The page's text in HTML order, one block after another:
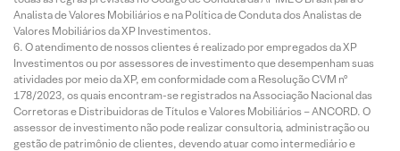
Analista de Valores Mobiliários e na Política de Conduta dos Analistas de
Valores Mobiliários da XP Investimentos.
O atendimento de nossos clientes é realizado por empregados da XP
Investimentos ou por assessores de investimento que desempenham suas
atividades por meio da XP, em conformidade com a Resolução CVM nº
178/2023, os quais encontram-se registrados na Associação Nacional das
Corretoras e Distribuidoras de Títulos e Valores Mobiliários – ANCORD. O
assessor de investimento não pode realizar consultoria, administração ou
gestão de patrimônio de clientes, devendo atuar como intermediário e